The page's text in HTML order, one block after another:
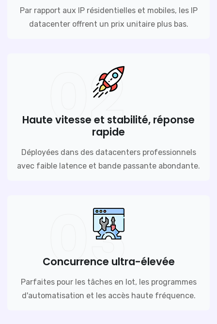
Par rapport aux IP résidentielles et mobiles, les IP
datacenter offrent un prix unitaire plus bas.
02
Haute vitesse et stabilité, réponse
rapide
Déployées dans des datacenters professionnels
avec faible latence et bande passante abondante.
03
Concurrence ultra-élevée
Parfaites pour les tâches en lot, les programmes
d'automatisation et les accès haute fréquence.